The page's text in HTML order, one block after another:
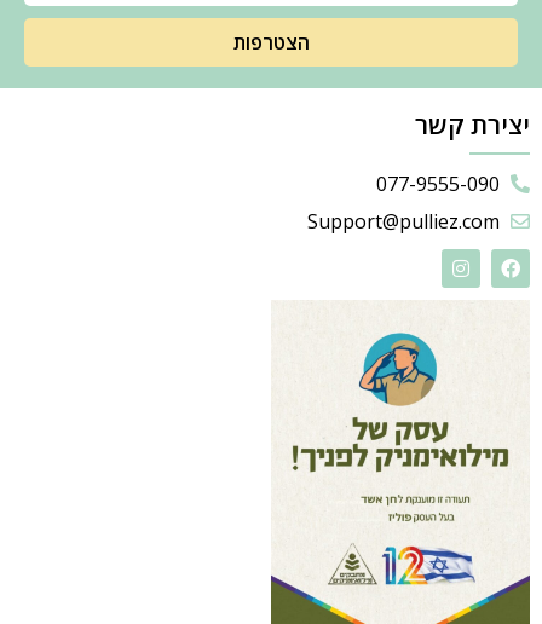
הצטרפות
יצירת קשר
077-9555-090
Support@pulliez.com